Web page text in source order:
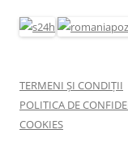
TERMENI ȘI CONDIȚII
POLITICA DE
COOKIES